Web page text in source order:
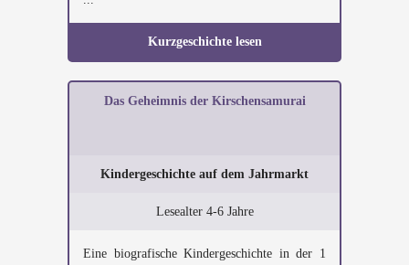
Kurzgeschichte lesen
Das Geheimnis der Kirschensamurai
Kindergeschichte auf dem Jahrmarkt
Lesealter 4-6 Jahre
Eine biografische Kindergeschichte in der 1